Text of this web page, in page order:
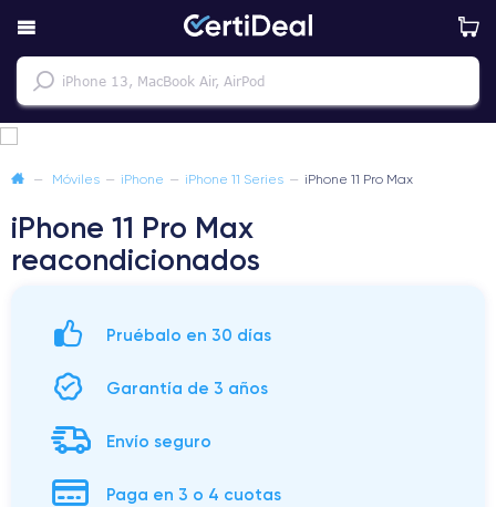
— Móviles — iPhone — iPhone 11 Series — iPhone 11 Pro Max
iPhone 11 Pro Max
reacondicionados
Pruébalo en 30 días
Garantía de 3 años
Envío seguro
Paga en 3 o 4 cuotas